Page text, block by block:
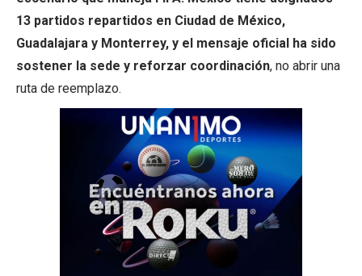
13 partidos repartidos en Ciudad de México,
Guadalajara y Monterrey, y el mensaje oficial ha sido
sostener la sede y reforzar coordinación, no abrir una
ruta de reemplazo.